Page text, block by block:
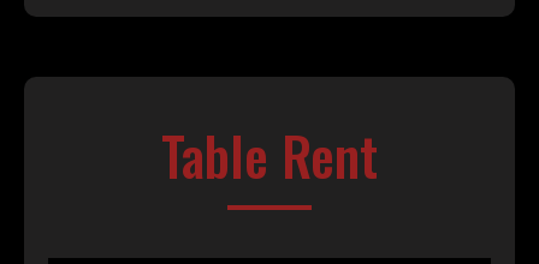
Table Rent